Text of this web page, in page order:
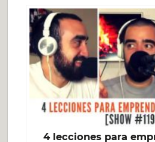
4 lecciones para